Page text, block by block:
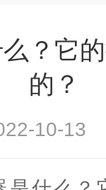
？它
的？
10-